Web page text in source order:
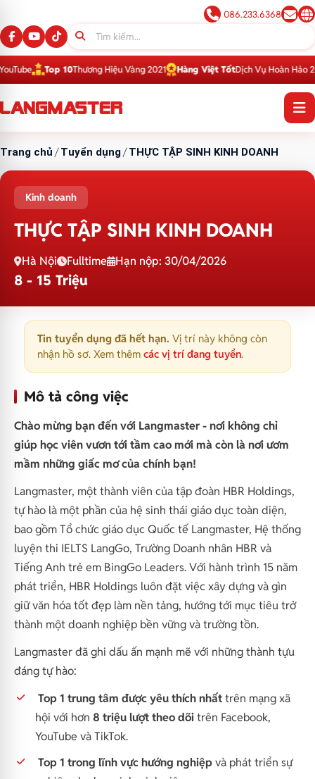
086.233.6368
Top 10Thương Hiệu Vàng 2021 Hàng Việt TốtDịch Vụ Hoàn Hảo 2016
Trang chủ /Tuyển dụng/THỰC TẬP SINH KINH DOANH
Kinh doanh
THỰC TẬP SINH KINH DOANH
Hà Nội Fulltime Hạn nộp: 30/04/2026
8 - 15 Triệu
Tin tuyển dụng đã hết hạn. Vị trí này không còn
nhận hồ sơ. Xem thêm các vị trí đang tuyển.
Mô tả công việc
Chào mừng bạn đến với Langmaster - nơi không chỉ
giúp học viên vươn tới tầm cao mới mà còn là nơi ươm
mầm những giấc mơ của chính bạn!
Langmaster, một thành viên của tập đoàn HBR Holdings,
tự hào là một phần của hệ sinh thái giáo dục toàn diện,
bao gồm Tổ chức giáo dục Quốc tế Langmaster, Hệ thống
luyện thi IELTS LangGo, Trường Doanh nhân HBR và
Tiếng Anh trẻ em BingGo Leaders. Với hành trình 15 năm
phát triển, HBR Holdings luôn đặt việc xây dựng và gìn
giữ văn hóa tốt đẹp làm nền tảng, hướng tới mục tiêu trở
thành một doanh nghiệp bền vững và trường tồn.
Langmaster đã ghi dấu ấn mạnh mẽ với những thành tựu
đáng tự hào:
Top 1 trung tâm được yêu thích nhấttrên mạng xã
hội với hơn 8 triệu lượt theo dõitrên Facebook,
YouTube và TikTok.
Top 1 trong lĩnh vực hướng nghiệpvà phát triển sự